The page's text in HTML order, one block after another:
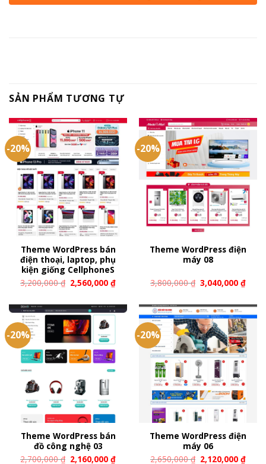
SẢN PHẨM TƯƠNG TỰ
-20%
Theme WordPress bán
điện thoại, laptop, phụ
kiện giống CellphoneS
3,200,000₫ 2,560,000₫
-20%
Theme WordPress điện
máy 08
3,800,000₫ 3,040,000₫
-20%
Theme WordPress bán
đồ công nghệ 03
2,700,000₫ 2,160,000₫
-20%
Theme WordPress điện
máy 06
2,650,000₫ 2,120,000₫